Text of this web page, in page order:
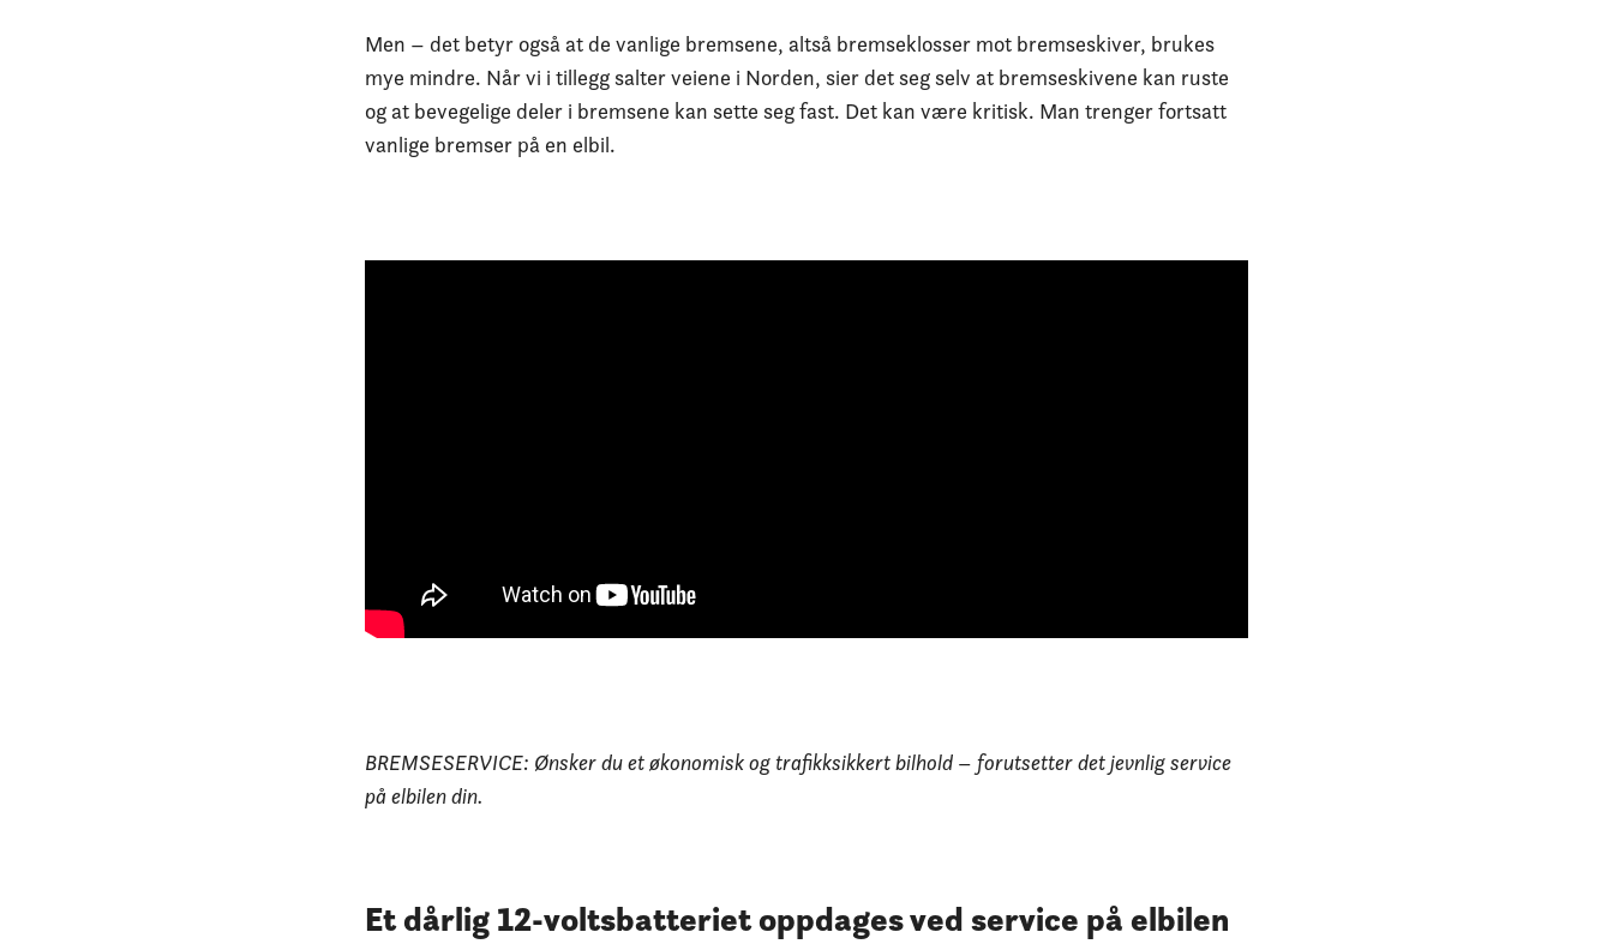
Men – det betyr også at de vanlige bremsene, altså bremseklosser mot bremseskiver, brukes
mye mindre. Når vi i tillegg salter veiene i Norden, sier det seg selv at bremseskivene kan ruste
og at bevegelige deler i bremsene kan sette seg fast. Det kan være kritisk. Man trenger fortsatt
vanlige bremser på en elbil.
BREMSESERVICE: Ønsker du et økonomisk og trafikksikkert bilhold – forutsetter det jevnlig service
på elbilen din.
Et dårlig 12-voltsbatteriet oppdages ved service på elbilen